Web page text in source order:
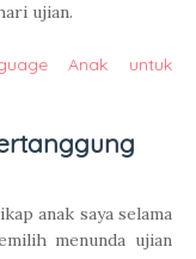
ujian.
Anak untuk
anak saya selama
menunda ujian